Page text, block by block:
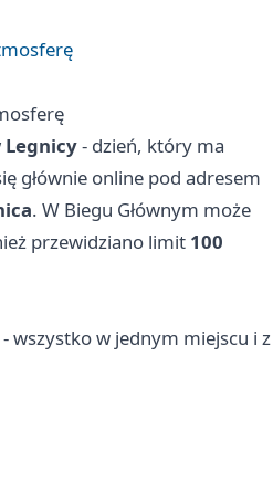
Legnicy- dzień, który ma
głównie online pod adresem
. W Biegu Głównym może
przewidziano limit 100
wszystko w jednym miejscu i z